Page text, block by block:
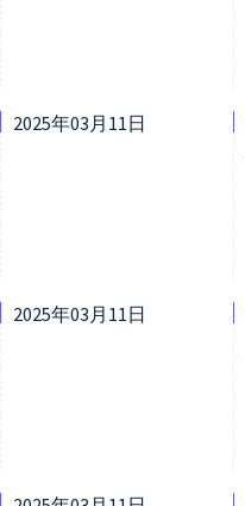
2025年03月11日
2025年03月11日